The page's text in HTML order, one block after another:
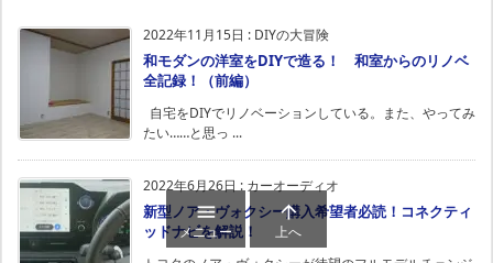
2022年11月15日 : DIYの大冒険
和モダンの洋室をDIYで造る！ 和室からのリノベ
全記録！（前編）
自宅をDIYでリノベーションしている。また、やってみ
たい……と思っ ...
2022年6月26日 : カーオーディオ
新型ノア・ヴォクシー購入希望者必読！コネクティ
ッドナビを解説！

メニュー

上へ